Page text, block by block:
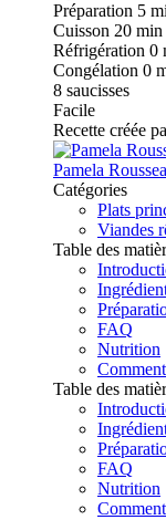
Préparation 5
Cuisson 20 min
Réfrigération 0
Congélation 0
8 saucisses
Facile
Recette créée
Pamela
Catégories
Plats
Viandes
Table des
FAQ
Nutrition
Table des
FAQ
Nutrition